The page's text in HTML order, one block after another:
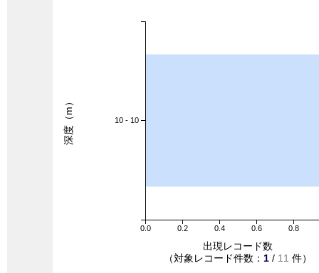
0.0 0.2 0.4 0.6 0.8
10 - 10
出現レコード数
（対象レコード件数： 1 / 11 件）
深度（m）